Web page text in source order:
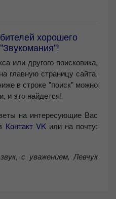
хорошего
или другого поисковика,
главную страницу сайта,
в строке "поиск" можно
и это найдется!
на интересующие Вас
Контакт VKили на почту:
с уважением, Левчук